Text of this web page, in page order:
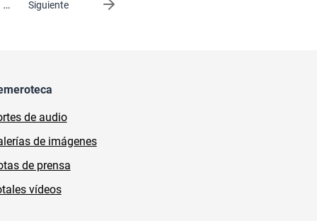
… Siguiente
página
de audio
de imágenes
de prensa
vídeos